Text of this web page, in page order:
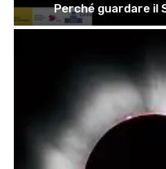
Perché guardare il